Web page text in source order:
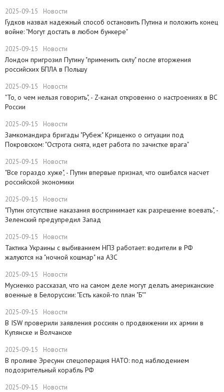
2025-09-15 Новости
Гудков назвал надежный способ остановить Путина и положить конец
войне: "Могут достать в любом бункере"
2025-09-15 Новости
Лондон пригрозил Путину "применить силу" после вторжения
российских БПЛА в Польшу
2025-09-15 Новости
"То, о чем нельзя говорить", - Z-канал откровенно о настроениях в ВС
России
2025-09-15 Новости
Замкомандира бригады "Рубеж" Крищенко​ о ситуации под
Покровском: "Острота снята, идет работа по зачистке врага"
2025-09-15 Новости
"Все гораздо хуже", - Путин впервые признал, что ошибался насчет
российской экономики
2025-09-15 Новости
​"Путин отсутствие наказания воспринимает как разрешение воевать", -
Зеленский предупредил Запад
2025-09-15 Новости
Тактика Украины с выбиванием НПЗ работает: водители в РФ
жалуются на "ночной кошмар" на АЗС
2025-09-15 Новости
Мусиенко рассказал, что на самом деле могут делать американские
военные в Белоруссии: "Есть какой-то план "Б""
2025-09-15 Новости
В ISW проверили заявления россиян о продвижении их армии в
Купянске и Волчанске
2025-09-15 Новости
​В проливе Эресунн спецоперация НАТО: под наблюдением
подозрительный корабль РФ
2025-09-15 Новости